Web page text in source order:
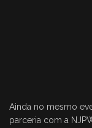
Ainda no mesmo
parceria com a